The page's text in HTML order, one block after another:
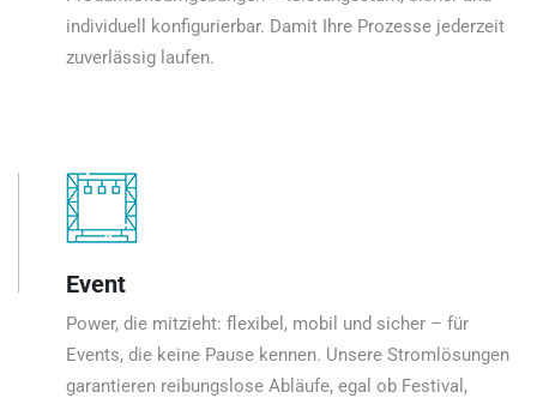
individuell konfigurierbar. Damit Ihre Prozesse jederzeit
zuverlässig laufen.
Event
Power, die mitzieht: flexibel, mobil und sicher – für
Events, die keine Pause kennen. Unsere Stromlösungen
garantieren reibungslose Abläufe, egal ob Festival,